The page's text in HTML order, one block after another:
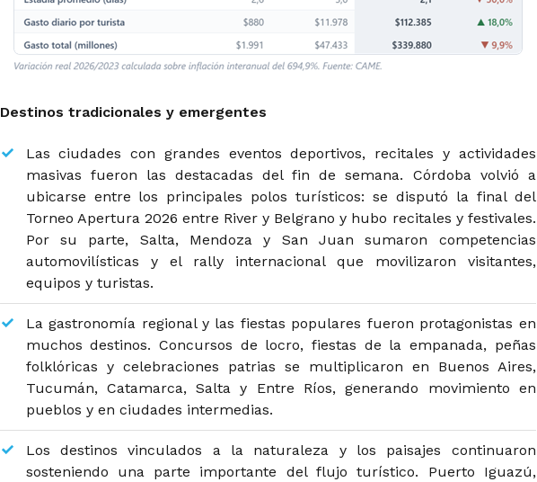
Destinos tradicionales y emergentes
Las ciudades con grandes eventos deportivos, recitales y actividades
masivas fueron las destacadas del fin de semana. Córdoba volvió a
ubicarse entre los principales polos turísticos: se disputó la final del
Torneo Apertura 2026 entre River y Belgrano y hubo recitales y festivales.
Por su parte, Salta, Mendoza y San Juan sumaron competencias
automovilísticas y el rally internacional que movilizaron visitantes,
equipos y turistas.
La gastronomía regional y las fiestas populares fueron protagonistas en
muchos destinos. Concursos de locro, fiestas de la empanada, peñas
folklóricas y celebraciones patrias se multiplicaron en Buenos Aires,
Tucumán, Catamarca, Salta y Entre Ríos, generando movimiento en
pueblos y en ciudades intermedias.
Los destinos vinculados a la naturaleza y los paisajes continuaron
sosteniendo una parte importante del flujo turístico. Puerto Iguazú,